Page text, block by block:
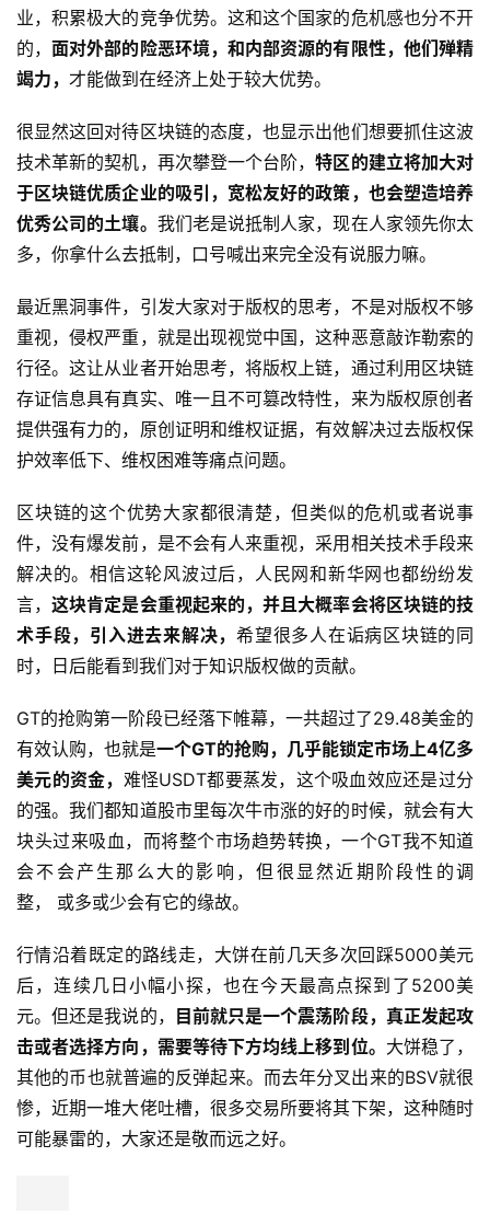
业，积累极大的竞争优势。这和这个国家的危机感也分不开
的，面对外部的险恶环境，和内部资源的有限性，他们殚精
竭力， 才能做到在经济上处于较大优势。
很显然这回对待区块链的态度，也显示出他们想要抓住这波
技术革新的契机，再次攀登一个台阶，特区的建立将加大对
于区块链优质企业的吸引，宽松友好的政策，也会塑造培养
优秀公司的土壤。 我们老是说抵制人家，现在人家领先你太
多，你拿什么去抵制，口号喊出来完全没有说服力嘛。
最近黑洞事件，引发大家对于版权的思考，不是对版权不够
重视，侵权严重，就是出现视觉中国，这种恶意敲诈勒索的
行径。这让从业者开始思考，将版权上链，通过利用区块链
存证信息具有真实、唯一且不可篡改特性，来为版权原创者
提供强有力的，原创证明和维权证据，有效解决过去版权保
护效率低下、维权困难等痛点问题。
区块链的这个优势大家都很清楚，但类似的危机或者说事
件，没有爆发前，是不会有人来重视，采用相关技术手段来
解决的。相信这轮风波过后，人民网和新华网也都纷纷发
言，这块肯定是会重视起来的，并且大概率会将区块链的技
术手段，引入进去来解决， 希望很多人在诟病区块链的同
时，日后能看到我们对于知识版权做的贡献。
GT的抢购第一阶段已经落下帷幕，一共超过了29.48美金的
有效认购，也就是一个GT的抢购，几乎能锁定市场上4亿多
美元的资金， 难怪USDT都要蒸发，这个吸血效应还是过分
的强。我们都知道股市里每次牛市涨的好的时候，就会有大
块头过来吸血，而将整个市场趋势转换，一个GT我不知道
会不会产生那么大的影响，但很显然近期阶段性的调
整， 或多或少会有它的缘故。
行情沿着既定的路线走，大饼在前几天多次回踩5000美元
后，连续几日小幅小探，也在今天最高点探到了5200美
元。但还是我说的，
目前就只是一个震荡阶段，真正发起攻
击或者选择方向，需要等待下方均线上移到位。 大饼稳了，
其他的币也就普遍的反弹起来。而去年分叉出来的BSV就很
惨，近期一堆大佬吐槽，很多交易所要将其下架，这种随时
可能暴雷的，大家还是敬而远之好。